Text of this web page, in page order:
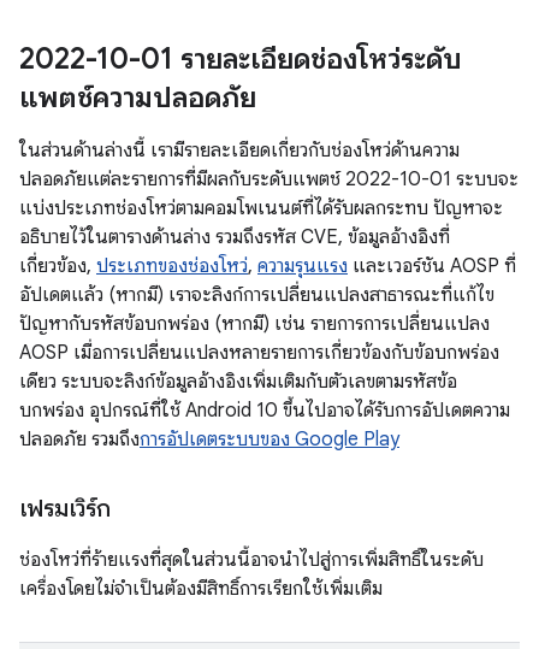
2022-10-01 รายละเอียดช่องโหว่ระดับ
แพตช์ความปลอดภัย
ในส่วนด้านล่างนี้ เรามีรายละเอียดเกี่ยวกับช่องโหว่ด้านความ
ปลอดภัยแต่ละรายการที่มีผลกับระดับแพตช์ 2022-10-01 ระบบจะ
แบ่งประเภทช่องโหว่ตามคอมโพเนนต์ที่ได้รับผลกระทบ ปัญหาจะ
อธิบายไว้ในตารางด้านล่าง รวมถึงรหัส CVE, ข้อมูลอ้างอิงที่
เกี่ยวข้อง, ประเภทของช่องโหว่, ความรุนแรง และเวอร์ชัน AOSP ที่
อัปเดตแล้ว (หากมี) เราจะลิงก์การเปลี่ยนแปลงสาธารณะที่แก้ไข
ปัญหากับรหัสข้อบกพร่อง (หากมี) เช่น รายการการเปลี่ยนแปลง
AOSP เมื่อการเปลี่ยนแปลงหลายรายการเกี่ยวข้องกับข้อบกพร่อง
เดียว ระบบจะลิงก์ข้อมูลอ้างอิงเพิ่มเติมกับตัวเลขตามรหัสข้อ
บกพร่อง อุปกรณ์ที่ใช้ Android 10 ขึ้นไปอาจได้รับการอัปเดตความ
ปลอดภัย รวมถึงการอัปเดตระบบของ Google Play
เฟรมเวิร์ก
ช่องโหว่ที่ร้ายแรงที่สุดในส่วนนี้อาจนำไปสู่การเพิ่มสิทธิ์ในระดับ
เครื่องโดยไม่จำเป็นต้องมีสิทธิ์การเรียกใช้เพิ่มเติม